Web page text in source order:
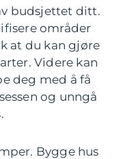
budsjettet ditt.
områder
at du kan gjøre
Videre kan
deg med å få
og unngå
Bygge hus